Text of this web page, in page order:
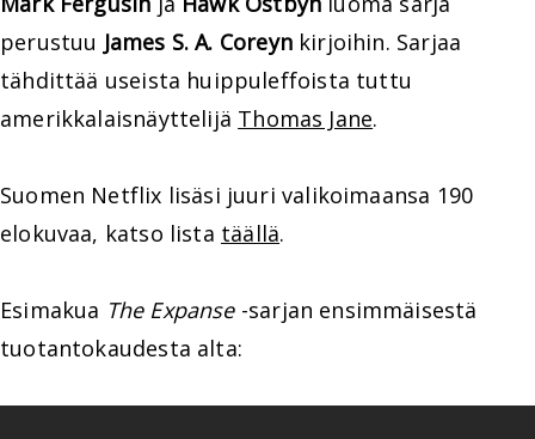
perustuu James S. A. Coreynkirjoihin. Sarjaa
tähdittää useista huippuleffoista tuttu
amerikkalaisnäyttelijä Thomas Jane.
Suomen Netflix lisäsi juuri valikoimaansa 190
elokuvaa, katso lista täällä.
Esimakua The Expanse-sarjan ensimmäisestä
tuotantokaudesta alta: